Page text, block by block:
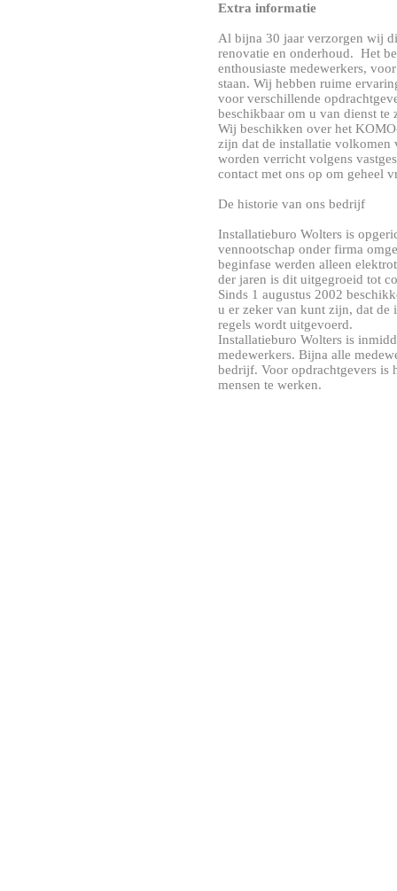
Extra informatie
Al bijna 30 jaar verzorgen wij
renovatie en onderhoud. Het
enthousiaste medewerkers,
staan. Wij hebben ruime
voor verschillende
beschikbaar om u van dienst
Wij beschikken over het
zijn dat de installatie volkomen
worden verricht volgens
contact met ons op om geheel
De historie van ons bedrijf
Installatieburo Wolters is
vennootschap onder firma
beginfase werden alleen
der jaren is dit uitgegroeid tot
Sinds 1 augustus 2002
u er zeker van kunt zijn, dat de
regels wordt uitgevoerd.
Installatieburo Wolters is
medewerkers. Bijna alle
bedrijf. Voor opdrachtgevers is
mensen te werken.